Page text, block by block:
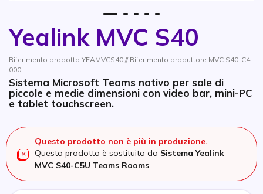
Yealink MVC S40
Riferimento prodotto YEAMVCS40 // Riferimento produttore MVC S40-C4-
000
Sistema Microsoft Teams nativo per sale di
piccole e medie dimensioni con video bar, mini-PC
e tablet touchscreen.
Questo prodotto non è più in produzione.
Questo prodotto è sostituito da Sistema Yealink
MVC S40-C5U Teams Rooms
Vai all'inizio della galleria di immagini